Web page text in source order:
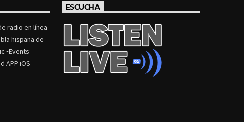
radio en línea
hispana de
▪Events
APP iOS
ESCUCHA